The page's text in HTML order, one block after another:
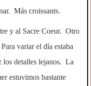
Más croissants.
y al Sacre Coeur. Otro
variar el día estaba
detalles lejanos. La
estuvimos bastante